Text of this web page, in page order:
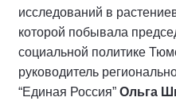
исследований в
которой побывала
социальной политике
руководитель
“Единая Россия” Ольга